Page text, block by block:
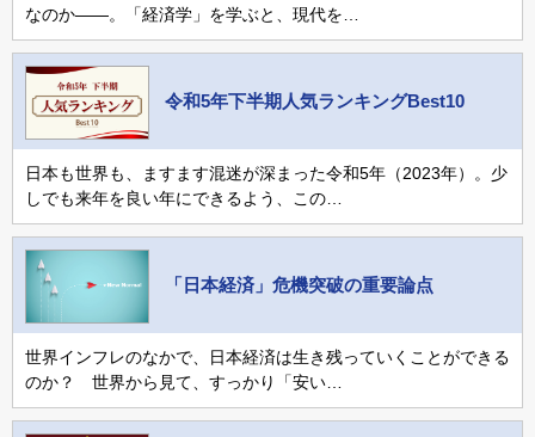
なのか――。「経済学」を学ぶと、現代を…
令和5年下半期人気ランキングBest10
日本も世界も、ますます混迷が深まった令和5年（2023年）。少
しでも来年を良い年にできるよう、この…
「日本経済」危機突破の重要論点
世界インフレのなかで、日本経済は生き残っていくことができる
のか？ 世界から見て、すっかり「安い…